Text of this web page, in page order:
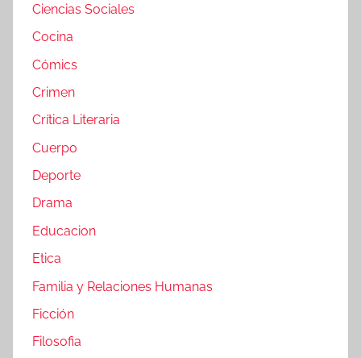
Ciencias Sociales
Cocina
Cómics
Crimen
Crítica Literaria
Cuerpo
Deporte
Drama
Educacion
Etica
Familia y Relaciones Humanas
Ficción
Filosofia